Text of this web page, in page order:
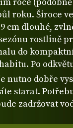
roku. Široce
cm dlouhé,
rostlině
do
Po
nutno dobře
starat.
zadržovat